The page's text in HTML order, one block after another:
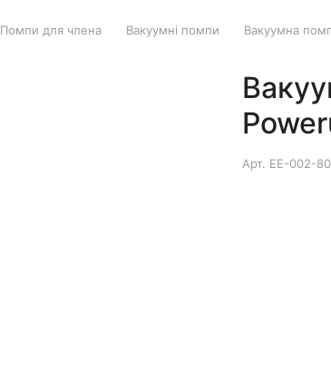
Помпи для члена Вакуумні помпи Вакуумна
Арт. EE-002-